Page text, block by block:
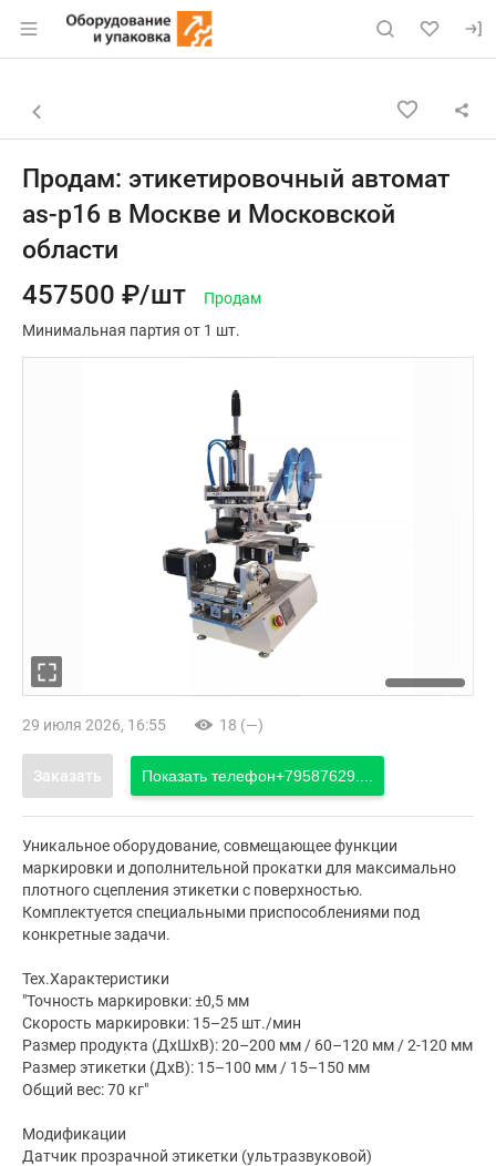
Раздел навигации по сайту eqinfo.ru
Объявление: Продам:
Навигация и управление объявлением
Назад к списку объявлений
Продам: этикетировочный автомат
as-p16 в Москве и Московской
области
457500 ₽/шт
Продам
Минимальная партия от 1 шт.
29 июля 2026, 16:55 18 (—)
Заказать Показать телефон+79587629....
Уникальное оборудование, совмещающее функции
маркировки и дополнительной прокатки для максимально
плотного сцепления этикетки с поверхностью.
Комплектуется специальными приспособлениями под
конкретные задачи.
Тех.Характеристики
"Точность маркировки: ±0,5 мм
Скорость маркировки: 15–25 шт./мин
Размер продукта (ДхШхВ): 20–200 мм / 60–120 мм / 2-120 мм
Размер этикетки (ДхВ): 15–100 мм / 15–150 мм
Общий вес: 70 кг"
Модификации
Датчик прозрачной этикетки (ультразвуковой)